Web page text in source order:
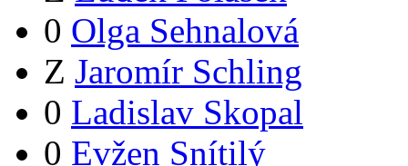
0 Olga Sehnalová
Z Jaromír Schling
0 Ladislav Skopal
0 Evžen Snítilý